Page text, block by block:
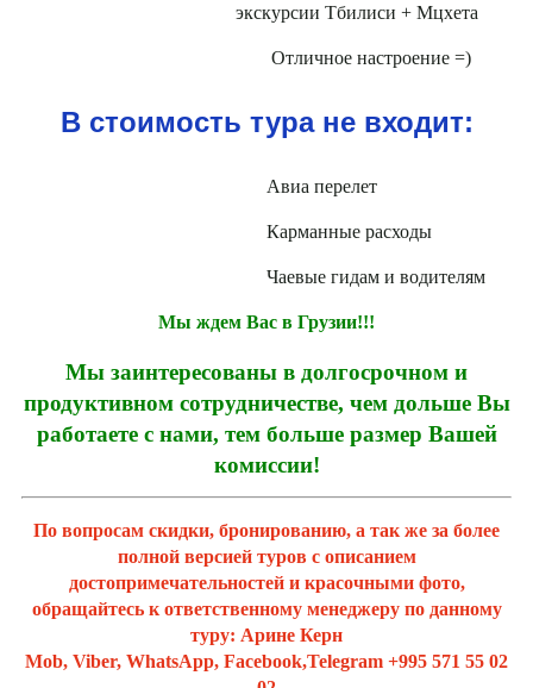
экскурсии Тбилиси + Мцхета
Отличное настроение =)
В стоимость тура не входит:
Авиа перелет
Карманные расходы
Чаевые гидам и водителям
Мы ждем Вас в Грузии!!!
Мы заинтересованы в долгосрочном и
продуктивном сотрудничестве, чем дольше Вы
работаете с нами, тем больше размер Вашей
комиссии!
По вопросам скидки, бронированию, а так же за более
полной версией туров с описанием
достопримечательностей и красочными фото,
обращайтесь к ответственному менеджеру по данному
туру: Арине Керн
Mob, Viber, WhatsApp, Facebook,Telegram +995 571 55 02